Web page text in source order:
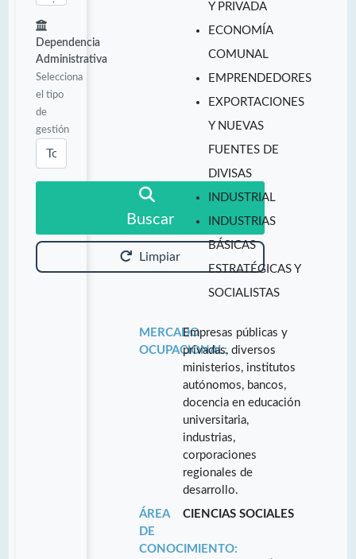
Dependencia
Administrativa
Selecciona
el tipo
de
gestión
Buscar
Limpiar
Y PRIVADA
ECONOMÍA
COMUNAL
EMPRENDEDORES
EXPORTACIONES
Y NUEVAS
FUENTES DE
DIVISAS
INDUSTRIAL
INDUSTRIAS
BÁSICAS
ESTRATÉGICAS Y
SOCIALISTAS
MERCADO
OCUPACIONAL:
Empresas públicas y
privadas, diversos
ministerios, institutos
autónomos, bancos,
docencia en educación
universitaria,
industrias,
corporaciones
regionales de
desarrollo.
ÁREA
DE
CONOCIMIENTO:
CIENCIAS SOCIALES